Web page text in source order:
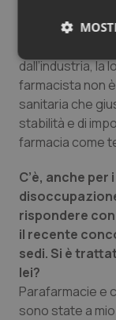
professionale.
dall’industria, la
farmacista non
sanitaria che
stabilità e di
farmacia come
C’è, anche
rispondere
il recente
sedi. Si è
lei?
Parafarmacie e
sono state a
I cookie
sito web
protette
funzionare